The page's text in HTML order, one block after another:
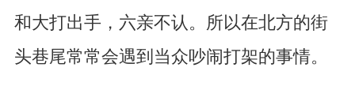
和大打出手，六亲不认。所以在北方的街
头巷尾常常会遇到当众吵闹打架的事情。